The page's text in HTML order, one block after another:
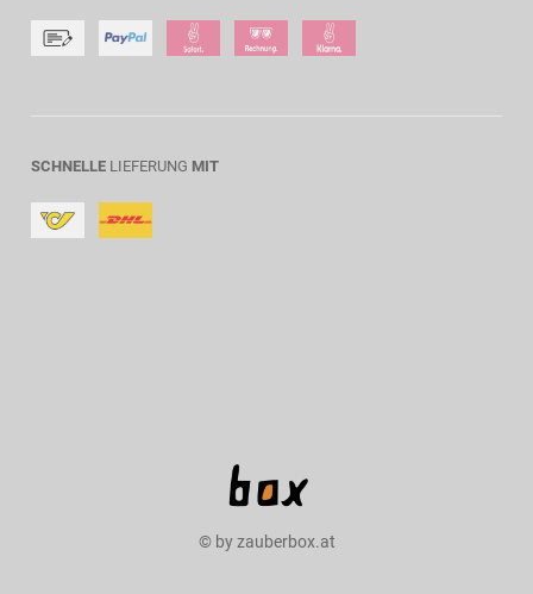
SCHNELLE LIEFERUNG MIT
© by zauberbox.at